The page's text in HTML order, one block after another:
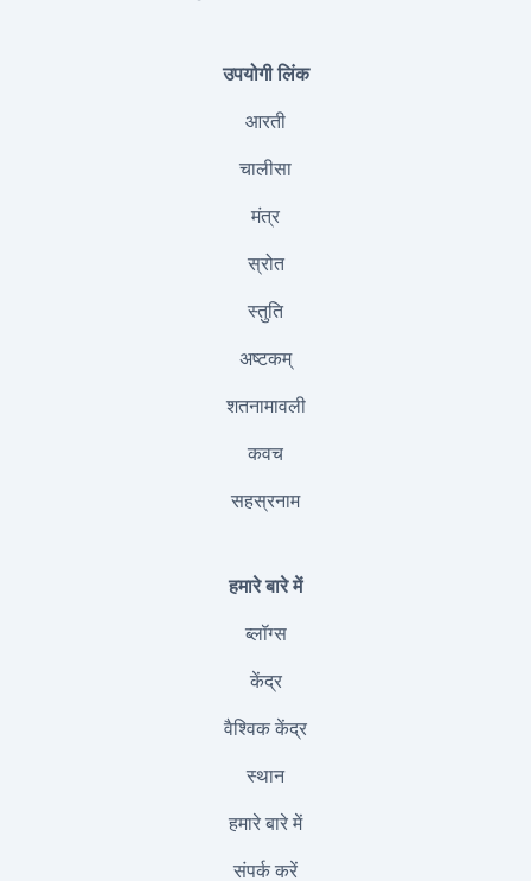
उपयोगी लिंक
आरती
चालीसा
मंत्र
स्रोत
स्तुति
अष्टकम्
शतनामावली
कवच
सहस्रनाम
हमारे बारे में
ब्लॉग्स
केंद्र
वैश्विक केंद्र
स्थान
हमारे बारे में
संपर्क करें